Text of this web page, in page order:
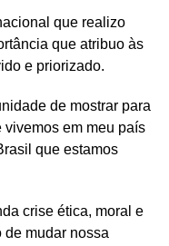
que realizo
que atribuo às
e priorizado.
de mostrar para
vivemos em meu país
que estamos
crise ética, moral e
de mudar nossa